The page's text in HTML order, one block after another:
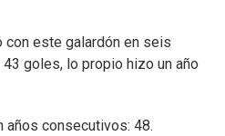
con este galardón en seis
goles, lo propio hizo un año
años consecutivos: 48.